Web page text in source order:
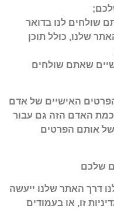
שולחים לנו בדואר
שלנו, כולל תוכן
שאתם שולחים
האישיים של אדם
האדם הזה גם עבור
של אותם הפרטים
שלכם
דרך האתר שלנו ייעשה
זו, או בעמודים